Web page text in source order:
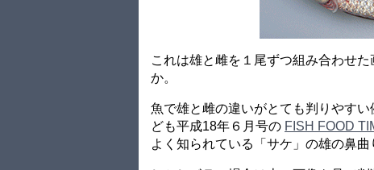
これは雄と雌を１尾ずつ組み合わせ
か。
魚で雄と雌の違いがとても判りやす
ども平成18年６月号の FISH FOOD
よく知られている「サケ」の雄の鼻